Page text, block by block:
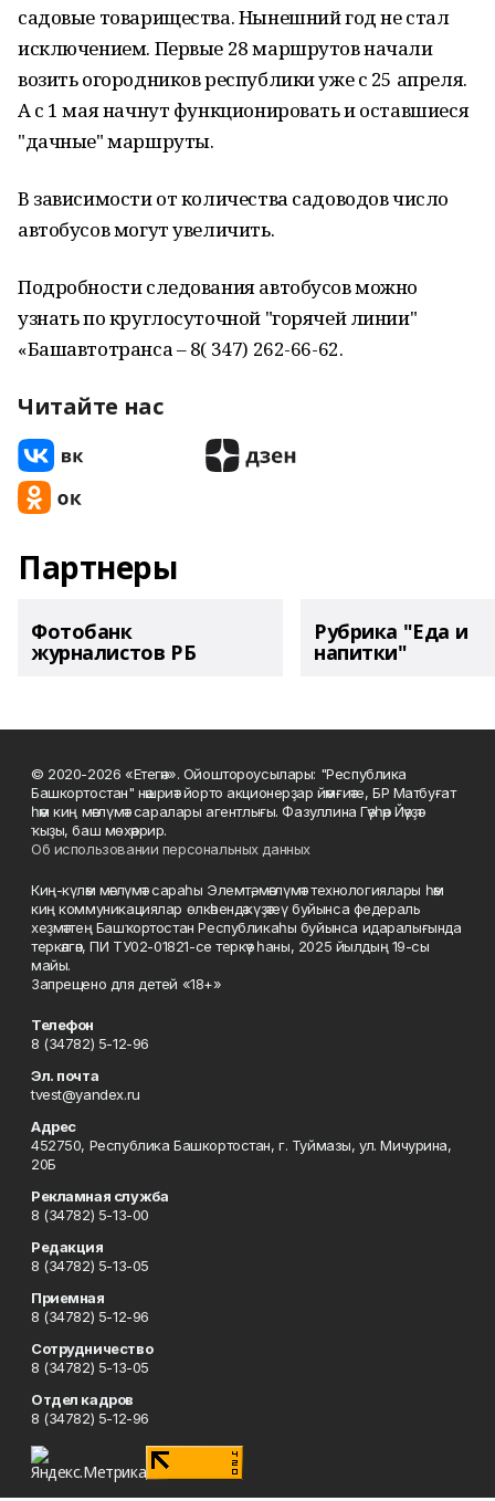
садовые товарищества. Нынешний год не стал
исключением. Первые 28 маршрутов начали
возить огородников республики уже с 25 апреля.
А с 1 мая начнут функционировать и оставшиеся
"дачные" маршруты.
В зависимости от количества садоводов число
автобусов могут увеличить.
Подробности следования автобусов можно
узнать по круглосуточной "горячей линии"
«Башавтотранса – 8( 347) 262-66-62.
Читайте нас
Партнеры
Фотобанк
журналистов РБ
Рубрика "Еда и
напитки"
© 2020-2026 «Етегән». Ойоштороусылары: "Республика
Башкортостан" нәшриәт йорто акционерҙар йәмғиәте, БР Матбуғат
һәм киң мәғлүмәт саралары агентлығы. Фазуллина Гәүһәр Йәүҙәт
ҡыҙы, баш мөхәррир.
Об использовании персональных данных
Киң-күләм мәғлүмәт сараһы Элемтә, мәғлүмәт технологиялары һәм
киң коммуникациялар өлкәһендә күҙәтеү буйынса федераль
хеҙмәттең Башҡортостан Республикаһы буйынса идаралығында
теркәлгән, ПИ ТУ02-01821-се теркәү һаны, 2025 йылдың 19-сы
майы.
Запрещено для детей «18+»
Телефон
8 (34782) 5-12-96
Эл. почта
tvest@yandex.ru
Адрес
452750, Республика Башкортостан, г. Туймазы, ул. Мичурина,
20Б
Рекламная служба
8 (34782) 5-13-00
Редакция
8 (34782) 5-13-05
Приемная
8 (34782) 5-12-96
Сотрудничество
8 (34782) 5-13-05
Отдел кадров
8 (34782) 5-12-96